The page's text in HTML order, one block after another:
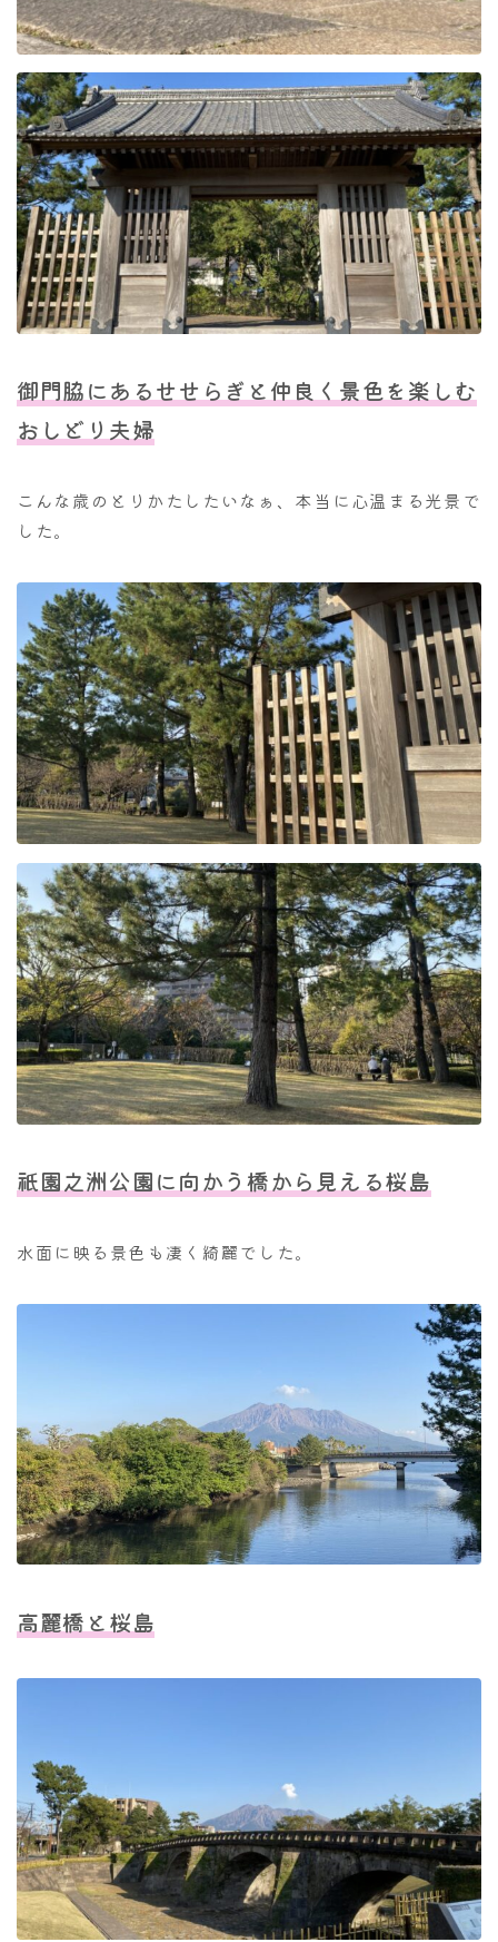
御門脇にあるせせらぎと仲良く景色を楽しむ
おしどり夫婦
こんな歳のとりかたしたいなぁ、本当に心温まる光景で
した。
祇園之洲公園に向かう橋から見える桜島
水面に映る景色も凄く綺麗でした。
高麗橋と桜島